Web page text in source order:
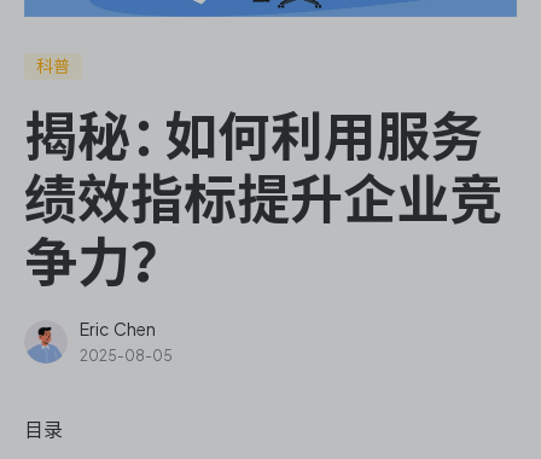
ONES Desk
ONES Assistant
科普
揭秘：如何利用服务
绩效指标提升企业竞
争力？
Eric Chen
2025-08-05
目录